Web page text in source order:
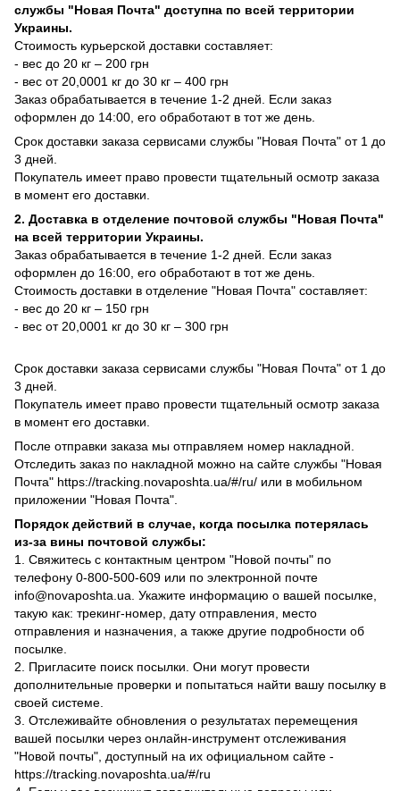
службы "Новая Почта" доступна по всей территории
Украины.
Стоимость курьерской доставки составляет:
- вес до 20 кг – 200 грн
- вес от 20,0001 кг до 30 кг – 400 грн
Заказ обрабатывается в течение 1-2 дней. Если заказ
оформлен до 14:00, его обработают в тот же день.
Срок доставки заказа сервисами службы "Новая Почта" от 1 до
3 дней.
Покупатель имеет право провести тщательный осмотр заказа
в момент его доставки.
2. Доставка в отделение почтовой службы "Новая Почта"
на всей территории Украины.
Заказ обрабатывается в течение 1-2 дней. Если заказ
оформлен до 16:00, его обработают в тот же день.
Стоимость доставки в отделение "Новая Почта" составляет:
- вес до 20 кг – 150 грн
- вес от 20,0001 кг до 30 кг – 300 грн
Срок доставки заказа сервисами службы "Новая Почта" от 1 до
3 дней.
Покупатель имеет право провести тщательный осмотр заказа
в момент его доставки.
После отправки заказа мы отправляем номер накладной.
Отследить заказ по накладной можно на сайте службы "Новая
Почта" https://tracking.novaposhta.ua/#/ru/ или в мобильном
приложении "Новая Почта".
Порядок действий в случае, когда посылка потерялась
из-за вины почтовой службы:
1. Свяжитесь с контактным центром "Новой почты" по
телефону 0-800-500-609 или по электронной почте
info@novaposhta.ua. Укажите информацию о вашей посылке,
такую как: трекинг-номер, дату отправления, место
отправления и назначения, а также другие подробности об
посылке.
2. Пригласите поиск посылки. Они могут провести
дополнительные проверки и попытаться найти вашу посылку в
своей системе.
3. Отслеживайте обновления о результатах перемещения
вашей посылки через онлайн-инструмент отслеживания
"Новой почты", доступный на их официальном сайте -
https://tracking.novaposhta.ua/#/ru